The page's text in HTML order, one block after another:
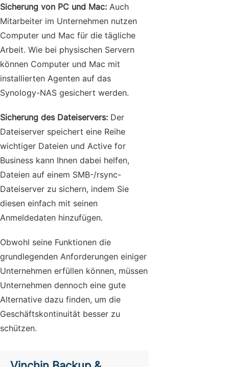
Sicherung von PC und Mac: Auch
Mitarbeiter im Unternehmen nutzen
Computer und Mac für die tägliche
Arbeit. Wie bei physischen Servern
können Computer und Mac mit
installierten Agenten auf das
Synology-NAS gesichert werden.
Sicherung des Dateiservers: Der
Dateiserver speichert eine Reihe
wichtiger Dateien und Active for
Business kann Ihnen dabei helfen,
Dateien auf einem SMB-/rsync-
Dateiserver zu sichern, indem Sie
diesen einfach mit seinen
Anmeldedaten hinzufügen.
Obwohl seine Funktionen die
grundlegenden Anforderungen einiger
Unternehmen erfüllen können, müssen
Unternehmen dennoch eine gute
Alternative dazu finden, um die
Geschäftskontinuität besser zu
schützen.